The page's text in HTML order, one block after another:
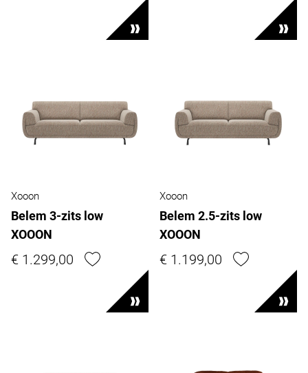
Xooon
Belem 3-zits low
XOOON
€ 1.299,00
Xooon
Belem 2.5-zits low
XOOON
€ 1.199,00